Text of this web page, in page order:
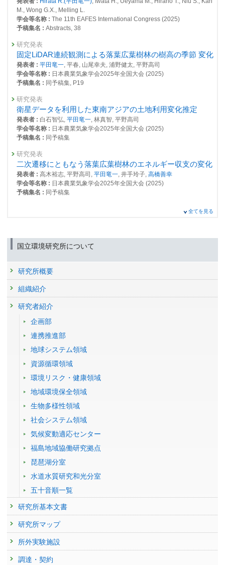
25122 : 衛星観測センター
25128 : マルチスケールGHG変動評価システム構築と緩和策評価に関す
る研究
25281 : 令和２年度GOSATシリーズを用いた温室効果ガス排出量把握精
度改善に関する技術開発委託業務
25321 : 陸域モニタリング
25432 : 気候変動影響の観測・監視に関する研究プロジェクト
25451 : 熱帯泥炭林のオイルパーム農園への転換による生態系機能の変化
と大気環境への影響
2019年度
24708 : マルチスケールGHG変動評価システム構築と緩和策評価に関す
24745 : 地球環境の戦略的モニタリングの実施、地球環境データベースの
整備、地球環境研究支援
24772 : メタンの合理的排出削減に資する東アジアの起源別収支監視と評
25000 : 平成31年度GOSATシリーズを用いた温室効果ガス排出量把握精
25056 : 気候変動影響の観測・監視に関する研究プロジェクト
2018年度
る研究
24315 : 地球環境の戦略的モニタリングの実施、地球環境データベースの
整備、地球環境研究支援
24473 : メタンの合理的排出削減に資する東アジアの起源別収支監視と評
価システムの構築
24548 : 陸域モニタリング
24550 : オイルパーム農園からのCH4･N2O放出量の統合的評価
2017年度
23837 : マルチスケールGHG変動評価システム構築と緩和策評価に関す
23923 : メタンの合理的排出削減に資する東アジアの起源別収支監視と評
24135 : ボルネオの熱帯泥炭林における炭素動態の広域評価システムの開
発
2016年度
23399 : マルチスケールGHG変動評価システム構築と緩和策評価に関す
る研究
Niwa Y.(丹羽洋介), Saito K., Steinbacher M., Worthy D.,
永恒雄)
掲載誌 :Biogeosciences, 19(7):2059-2078 (2022)
査読付き 原著論文
New Inventories of Global Carbon Dioxide Emissions
through Biomass Burning in 2001-2020
発表者 :Shiraishi T.,Hirata R.(平田竜一), Hirano T.
掲載誌 :Remote Sensing, 13(10):1914 (2021)
査読付き 原著論文
Estimation of carbon dioxide emissions from the megafires
of Australia in 2019–2020
発表者 :Shiraishi T.,Hirata R.(平田竜一)
掲載誌 :Scientific Reports , 11:8267 (2021)
査読付き 原著論文
How do land use practices affect methane emissions from
tropical peat ecosystems?
発表者 :Wong G.X.,Hirata R.(平田竜一), Hirano T., Kiew F., Aeries E.B.,
Musin K.K., Waili J.W., Lo K.S., Melling L.
droughts, fires and fire emissions of CO2 and PM2:5 in
Fujimori S.,Ishizaki N.(石崎紀子)
掲載誌 :Earth System Dynamics, 11:435-445 (2020)
査読付き 原著論文
Environmental Controls of Diffusive and EbullitiveMethane
Midlatitude Shallow Lake
発表者 :Taoka T., Iwata H.,
Miyabara Y., Itoh M.
掲載誌 :Journal of Geophysical Research: Biogeosciences,
125:e2020JG005753 (2020)
査読付き 原著論文
Temporal and spatial variations in methane emissions from
the littoral zone of a shallow mid-latitude lake with steady
発表者 :Iwata H., Nakazawa K., Sato H., Itoh M., Miyabara Y.,
(平田竜一) ,Takahashi Y.(高橋善幸)
査読付き 原著論文
Carbon dioxide balance of an oil palm plantation established
on tropical peat
発表者 :Kiew F.,Hirata R.(平田竜一)
Kemudang K., Wenceslaus J., San L.K., Melling L.
掲載誌 :
Agricultural and Forest Meteorology, 295:108189 (2020)
査読付き 原著論文
A Bornean peat swamp forest is a net source of carbon
dioxide to the atmosphere
M., Wong G.X., Melling L.
学会等名称 : The 11th EAFES International Congress (2025)
予稿集名 : Abstracts, 38
研究発表
固定LiDAR連続観測による落葉広葉樹林の樹高の季節 変化
発表者 : 平田竜一, 平春, 山尾幸夫, 浦野健太, 平野高司
学会等名称 : 日本農業気象学会2025年全国大会 (2025)
予稿集名 : 同予稿集, P19
研究発表
衛星データを利用した東南アジアの土地利用変化推定
発表者 : 白石智弘, 平田竜一, 林真智, 平野高司
学会等名称 : 日本農業気象学会2025年全国大会 (2025)
予稿集名 : 同予稿集
研究発表
二次遷移にともなう落葉広葉樹林のエネルギー収支の変化
発表者 : 高木裕志, 平野高司, 平田竜一, 井手玲子, 高橋善幸
学会等名称 : 日本農業気象学会2025年全国大会 (2025)
予稿集名 : 同予稿集
学会等名称 :日本農業気象学会2025年全国大会 (2025)
予稿集名 :同予稿集
研究発表
気候変動がもたらす生態系攪乱が森林の炭素吸収量に与え
る影響の長期広域観測とリス クマップの構築
貴範, 吉藤奈津子, 安田幸生, 勝島隆史, 平田晶子, 岩健太,
学会等名称 :
予稿集名 : 同予稿集
研究発表
during Secondary Succession after Stand-replacing
Disturbance in Northern Japan
発表者 :Takagi H., Hirano T.,
学会等名称 :AsiaFlux conference 2025 (2025)
予稿集名 : Abstracts
研究発表
Biogeographical characteristics and formation mechanisms
of terrestrial ecosystem carbon storage and fluxes in
Northeast Asia
発表者 :Takagi K., Park J., Ueyama M., Takao Y., Yamamoto Y., Chen Z.,
学会等名称 : AsiaFlux conference 2025 (2025)
予稿集名 : Abstracts
研究発表
Continuous Forest Monitoring with Tower-Mounted LiDAR: A
Feasibility Assessment for Detecting Seasonal Variability
発表者 :Hirata R.(平田竜一), Habura B., Yamao Y.(山尾幸夫), Hirano T.
学会等名称 :AsiaFlux conference 2025 (2025)
全てを見る
国立環境研究所について
研究所概要
組織紹介
研究者紹介
企画部
連携推進部
地球システム領域
資源循環領域
環境リスク・健康領域
地域環境保全領域
生物多様性領域
社会システム領域
気候変動適応センター
福島地域協働研究拠点
琵琶湖分室
水道水質研究和光分室
五十音順一覧
研究所基本文書
研究所マップ
所外実験施設
調達・契約